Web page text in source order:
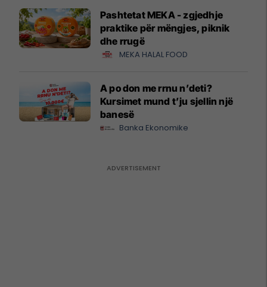
Pashtetat MEKA - zgjedhje
praktike për mëngjes, piknik
dhe rrugë
MEKA HALAL FOOD
A po don me rrnu n’deti?
Kursimet mund t’ju sjellin një
banesë
Banka Ekonomike